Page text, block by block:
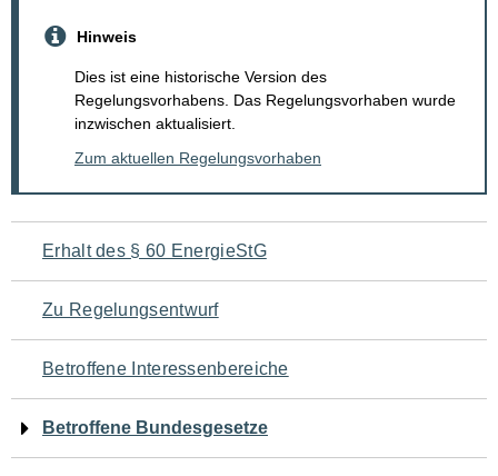
Hinweis
Dies ist eine historische Version des
Regelungsvorhabens. Das Regelungsvorhaben wurde
inzwischen aktualisiert.
Zum aktuellen Regelungsvorhaben
Navigation
für
den
Seiteninhalt
Erhalt des § 60 EnergieStG
Zu Regelungsentwurf
Betroffene Interessenbereiche
Betroffene Bundesgesetze